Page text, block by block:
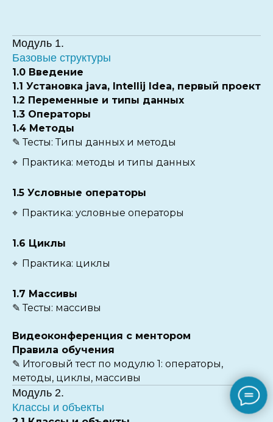
Модуль 1.
Базовые структуры
1.0 Введение
1.1 Установка java, Intellij Idea, первый проект
1.2 Переменные и типы данных
1.3 Операторы
1.4 Методы
✎ Тесты: Типы данных и методы
⌖ Практика: методы и типы данных
1.5 Условные операторы
⌖ Практика: условные операторы
1.6 Циклы
⌖ Практика: циклы
1.7 Массивы
✎ Тесты: массивы
Видеоконференция с ментором
Правила обучения
✎ Итоговый тест по модулю 1: операторы,
методы, циклы, массивы
Модуль 2.
Классы и объекты